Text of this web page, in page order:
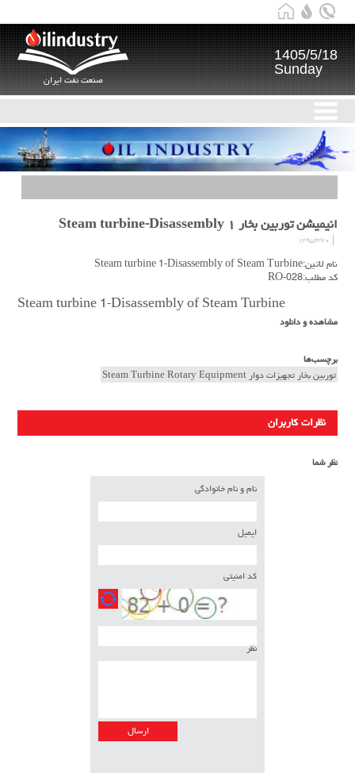
صنعت نفت ایران
1405/5/18
Sunday
انیمیشن توربین بخار ۱ Steam turbine-Disassembly
۱۳۹۵/۳/۲۰
نام لاتین:Steam turbine 1-Disassembly of Steam Turbine
کد مطلب:RO-028
Steam turbine 1-Disassembly of Steam Turbine
مشاهده و دانلود
برچسب‌ها
توربین بخار تجهیزات دوار Steam Turbine Rotary Equipment
نظرات کاربران
نظر شما
نام و نام خانوادگی
ایمیل
کد امنیتی
نظر